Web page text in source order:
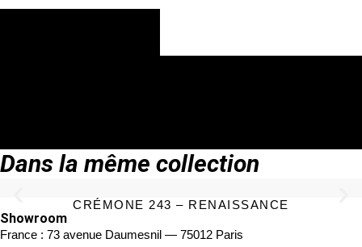
Dans la même collection
CRÉMONE 243 – RENAISSANCE
Showroom
France : 73 avenue Daumesnil — 75012 Paris